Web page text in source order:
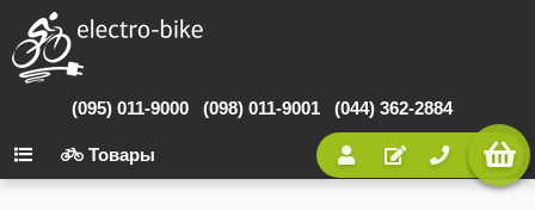
(095) 011-9000 (098) 011-9001 (044) 362-2884
Товары